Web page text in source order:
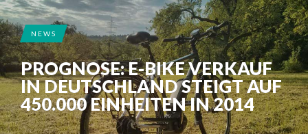
NEWS
PROGNOSE: E-BIKE VERKAUF
IN DEUTSCHLAND STEIGT AUF
450.000 EINHEITEN IN 2014